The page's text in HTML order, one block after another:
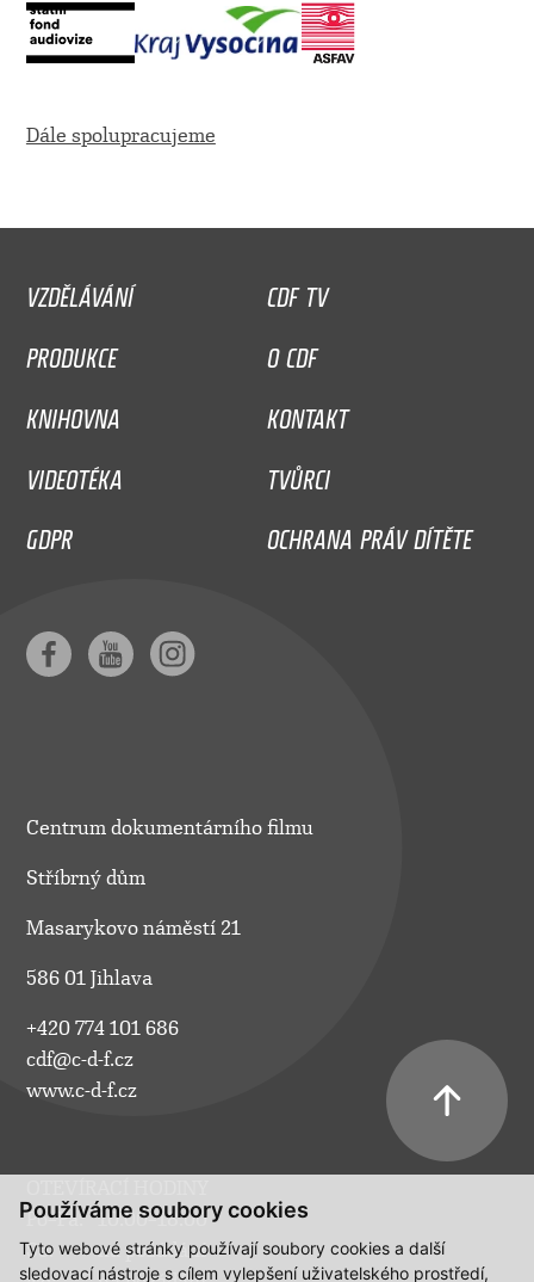
Používáme soubory cookies
Tyto webové stránky používají soubory cookies a další
sledovací nástroje s cílem vylepšení uživatelského prostředí,
Dále spolupracujeme
VZDĚLÁVÁNÍ
CDF TV
PRODUKCE
O CDF
KNIHOVNA
KONTAKT
VIDEOTÉKA
TVŮRCI
GDPR
OCHRANA PRÁV DÍTĚTE
Centrum dokumentárního filmu
Stříbrný dům
Masarykovo náměstí 21
586 01 Jihlava
+420 774 101 686
cdf@c-d-f.cz
www.c-d-f.cz
Po–Pá:
10.00–18.00
So:
na požádání